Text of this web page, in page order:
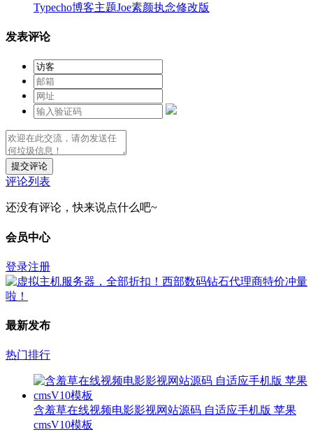
Typecho博客主题Joe素颜执念修改版
发表评论
提交评论
评论列表
还没有评论，快来说点什么吧~
会员中心
登录注册
最新发布
热门排行
含羞草在线视频电影影视网站源码 自适应手机版 苹果
cmsV10模板